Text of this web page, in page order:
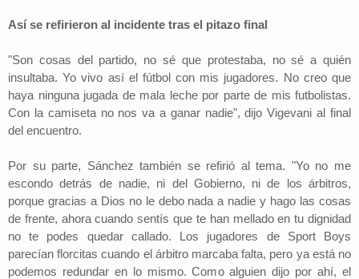
Así se refirieron al incidente tras el pitazo final
"Son cosas del partido, no sé que protestaba, no sé a quién
insultaba. Yo vivo así el fútbol con mis jugadores. No creo que
haya ninguna jugada de mala leche por parte de mis futbolistas.
Con la camiseta no nos va a ganar nadie", dijo Vigevani al final
del encuentro.
Por su parte, Sánchez también se refirió al tema. "Yo no me
escondo detrás de nadie, ni del Gobierno, ni de los árbitros,
porque gracias a Dios no le debo nada a nadie y hago las cosas
de frente, ahora cuando sentís que te han mellado en tu dignidad
no te podes quedar callado. Los jugadores de Sport Boys
parecían florcitas cuando el árbitro marcaba falta, pero ya está no
podemos redundar en lo mismo. Como alguien dijo por ahí, el